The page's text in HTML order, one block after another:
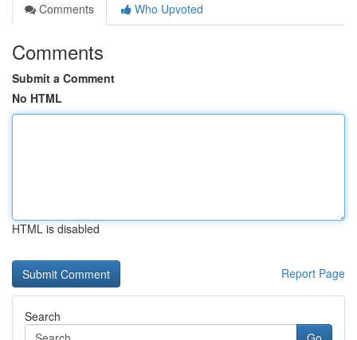
Comments
Who Upvoted
Comments
Submit a Comment
No HTML
HTML is disabled
Report Page
Search